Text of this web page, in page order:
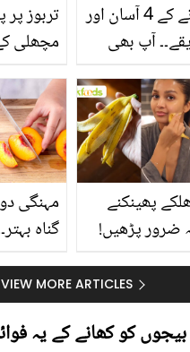
تربوز پر
مچھلی
سے
حقیقت
کیا؟
گوشت گلانے کے 4 آسان اور
آپ بھی
مہنگی
گناہ
کیوں
پھینکنے
ضرور پڑھیں!
قدرتی حلVIEW MORE ARTICLES
کو کھانے کے یہ